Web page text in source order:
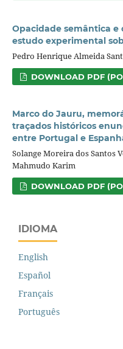
Opacidade semântica
estudo experimental
Pedro Henrique Almeida
DOWNLOAD PDF
Marco do Jauru,
traçados históricos
entre Portugal e
Solange Moreira dos Santos
Mahmudo Karim
DOWNLOAD PDF
IDIOMA
English
Español
Français
Português